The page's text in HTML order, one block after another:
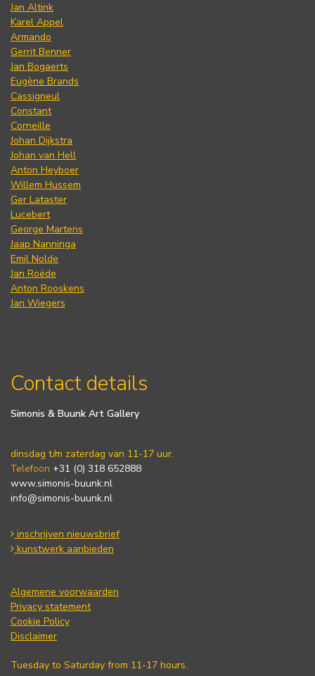
Jan Altink
Karel Appel
Armando
Gerrit Benner
Jan Bogaerts
Eugène Brands
Cassigneul
Constant
Corneille
Johan Dijkstra
Johan van Hell
Anton Heyboer
Willem Hussem
Ger Lataster
Lucebert
George Martens
Jaap Nanninga
Emil Nolde
Jan Roëde
Anton Rooskens
Jan Wiegers
Contact details
Simonis & Buunk Art Gallery
dinsdag t/m zaterdag van 11-17 uur.
Telefoon +31 (0) 318 652888
www.simonis-buunk.nl
info@simonis-buunk.nl
inschrijven nieuwsbrief
kunstwerk aanbieden
Algemene voorwaarden
Privacy statement
Cookie Policy
Disclaimer
Tuesday to Saturday from 11-17 hours.